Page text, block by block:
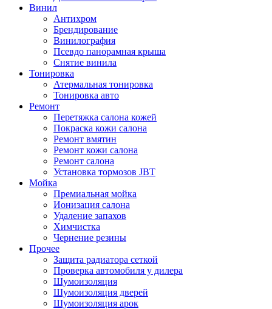
Винил
Антихром
Брендирование
Винилография
Псевдо панорамная крыша
Снятие винила
Тонировка
Атермальная тонировка
Тонировка авто
Ремонт
Перетяжка салона кожей
Покраска кожи салона
Ремонт вмятин
Ремонт кожи салона
Ремонт салона
Установка тормозов JBT
Мойка
Премиальная мойка
Ионизация салона
Удаление запахов
Химчистка
Чернение резины
Прочее
Защита радиатора сеткой
Проверка автомобиля у дилера
Шумоизоляция
Шумоизоляция дверей
Шумоизоляция арок